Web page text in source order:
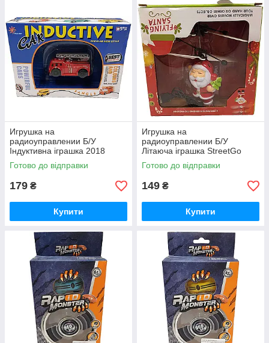
Игрушка на
радиоуправлении Б/У
Індуктивна іграшка 2018
StreetGo Inductive Fire
Готово до відправки
179 ₴
Купити
Игрушка на
радиоуправлении Б/У
Літаюча іграшка StreetGo
Flying Santa
Готово до відправки
149 ₴
Купити